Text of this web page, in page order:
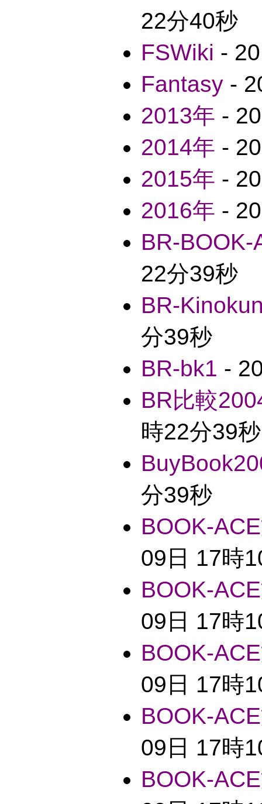
22分40秒
FSWiki -
Fantasy-
2013年 -
2014年 -
2015年 -
2016年 -
BR-BOOK-
22分39秒
BR-
分39秒
BR-bk1 -
BR比較
時22分39秒
分39秒
BOOK-
09日 17時
BOOK-
09日 17時
BOOK-
09日 17時
BOOK-
09日 17時
BOOK-